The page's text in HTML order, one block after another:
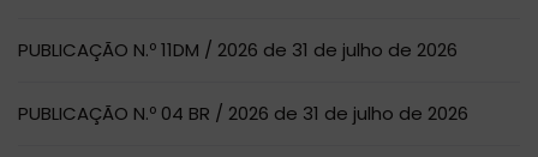
PUBLICAÇÃO N.º 11DM / 2026 de 31 de julho de 2026
PUBLICAÇÃO N.º 04 BR / 2026 de 31 de julho de 2026